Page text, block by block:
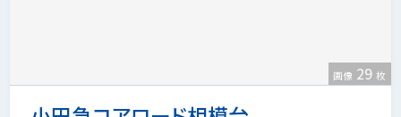
画像 29 枚